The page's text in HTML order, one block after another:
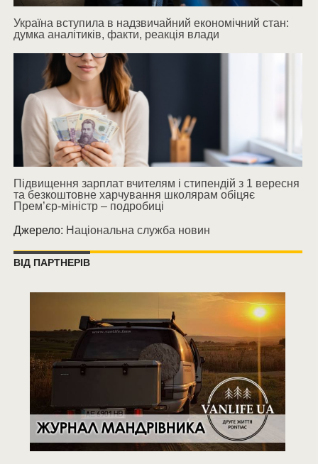
Україна вступила в надзвичайний економічний стан:
думка аналітиків, факти, реакція влади
Підвищення зарплат вчителям і стипендій з 1 вересня
та безкоштовне харчування школярам обіцяє
Прем’єр-міністр – подробиці
Джерело: Національна служба новин
ВІД ПАРТНЕРІВ